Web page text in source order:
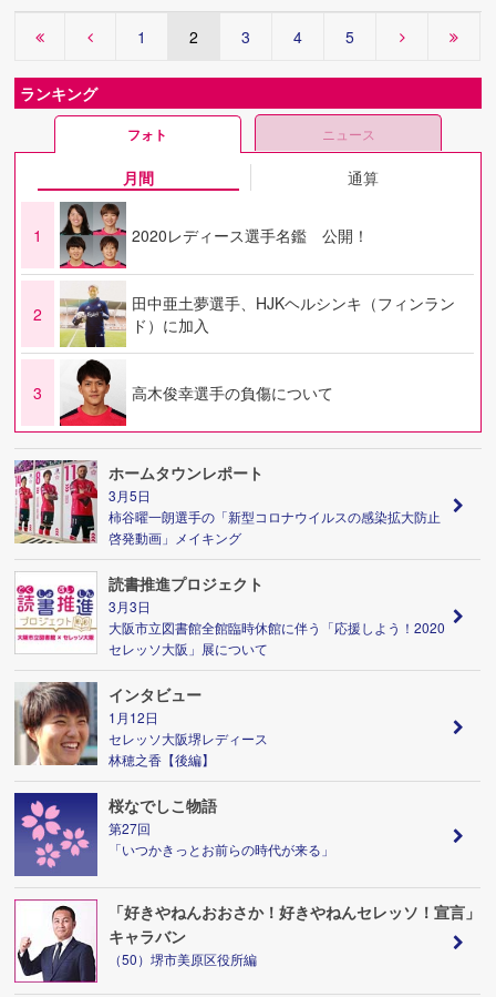
1 2 3 4 5
ランキング
フォト ニュース
月間 通算
1 2020レディース選手名鑑 公開！
2
田中亜土夢選手、HJKヘルシンキ（フィンラン
ド）に加入
3 高木俊幸選手の負傷について
ホームタウンレポート
3月5日
柿谷曜一朗選手の「新型コロナウイルスの感染拡大防止
啓発動画」メイキング
読書推進プロジェクト
3月3日
大阪市立図書館全館臨時休館に伴う「応援しよう！2020
セレッソ大阪」展について
インタビュー
1月12日
セレッソ大阪堺レディース
林穂之香【後編】
桜なでしこ物語
第27回
「いつかきっとお前らの時代が来る」
「好きやねんおおさか！好きやねんセレッソ！宣言」
キャラバン
（50）堺市美原区役所編